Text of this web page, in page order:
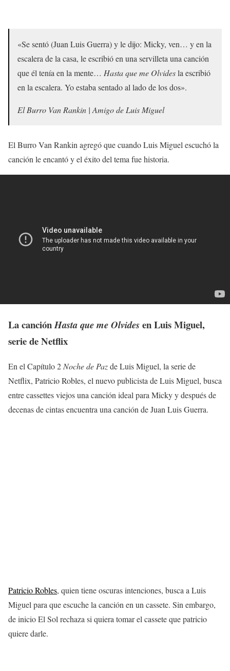
«Se sentó (Juan Luis Guerra) y le dijo: Micky, ven… y en la
escalera de la casa, le escribió en una servilleta una canción
que él tenía en la mente… Hasta que me Olvidesla escribió
en la escalera. Yo estaba sentado al lado de los dos».
El Burro Van Rankin | Amigo de Luis Miguel
El Burro Van Rankin agregó que cuando Luis Miguel escuchó la
canción le encantó y el éxito del tema fue historia.
La canciónHasta que me Olvidesen Luis Miguel,
serie de Netflix
En el Capítulo 2 Noche de Pazde Luis Miguel, la serie de
Netflix, Patricio Robles, el nuevo publicista de Luis Miguel, busca
entre cassettes viejos una canción ideal para Micky y después de
decenas de cintas encuentra una canción de Juan Luis Guerra.
Patricio Robles, quien tiene oscuras intenciones, busca a Luis
Miguel para que escuche la canción en un cassete. Sin embargo,
de inicio El Sol rechaza si quiera tomar el cassete que patricio
quiere darle.